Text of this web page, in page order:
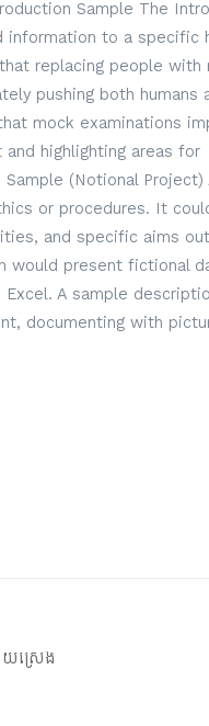
Sample The
to a specific
replacing people with
pushing both humans
mock examinations
highlighting areas for
(Notional Project)
or procedures. It
and specific aims
would present fictional
A sample
documenting with
ស្រេង